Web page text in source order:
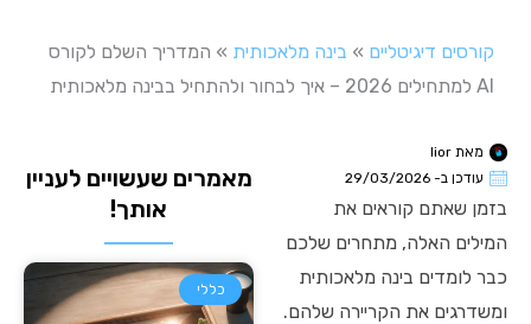
קורסים דיגיטליים » בינה מלאכותית » המדריך השלם לקורס
AI למתחילים 2026 – איך לבחור ולהתחיל בבינה מלאכותית
מאת
עודכן ב- 29/03/2026
בזמן שאתם קוראים את
המילים האלה, מתחרים שלכם
כבר לומדים בינה מלאכותית
ומשדרגים את הקריירה שלהם.
מאמרים שעשויים לעניין
אותך!
כללי